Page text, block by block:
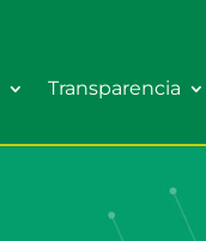
Transparencia